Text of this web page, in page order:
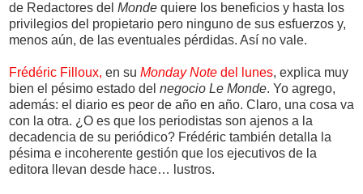
de Redactores del Monde quiere los beneficios y hasta los
privilegios del propietario pero ninguno de sus esfuerzos y,
menos aún, de las eventuales pérdidas. Así no vale.
Frédéric Filloux, en su Monday Note del lunes, explica muy
bien el pésimo estado del negocio Le Monde. Yo agrego,
además: el diario es peor de año en año. Claro, una cosa va
con la otra. ¿O es que los periodistas son ajenos a la
decadencia de su periódico? Frédéric también detalla la
pésima e incoherente gestión que los ejecutivos de la
editora llevan desde hace… lustros.